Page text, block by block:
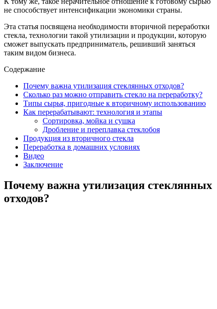
не способствует интенсификации экономики страны.
Эта статья посвящена необходимости вторичной переработки
стекла, технологии такой утилизации и продукции, которую
сможет выпускать предприниматель, решивший заняться
таким видом бизнеса.
Содержание
Почему важна утилизация стеклянных отходов?
Сколько раз можно отправить стекло на переработку?
Типы сырья, пригодные к вторичному использованию
Как перерабатывают: технология и этапы
Сортировка, мойка и сушка
Дробление и переплавка стеклобоя
Продукция из вторичного стекла
Переработка в домашних условиях
Видео
Заключение
Почему важна утилизация стеклянных
отходов?